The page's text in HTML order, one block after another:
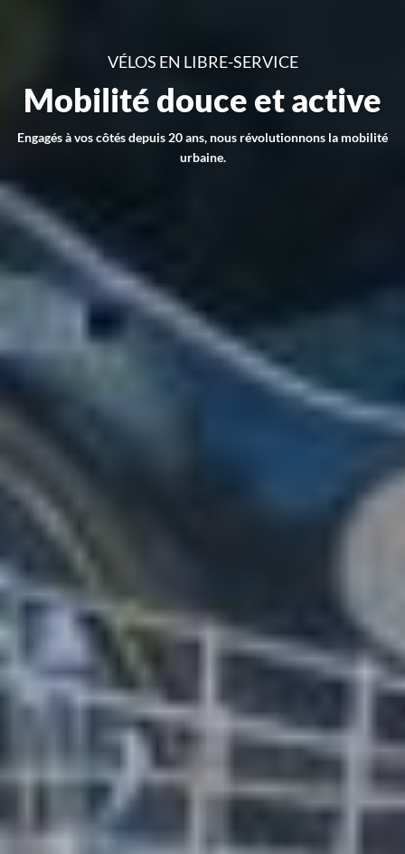
VÉLOS EN LIBRE-SERVICE
Mobilité douce et active
Engagés à vos côtés depuis 20 ans, nous révolutionnons la mobilité
urbaine.